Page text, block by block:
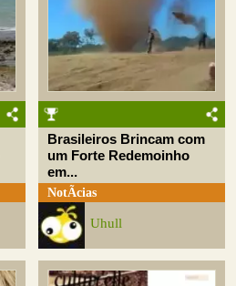
Brasileiros Brincam com
um Forte Redemoinho
em...
NotÃ­cias
Uhull